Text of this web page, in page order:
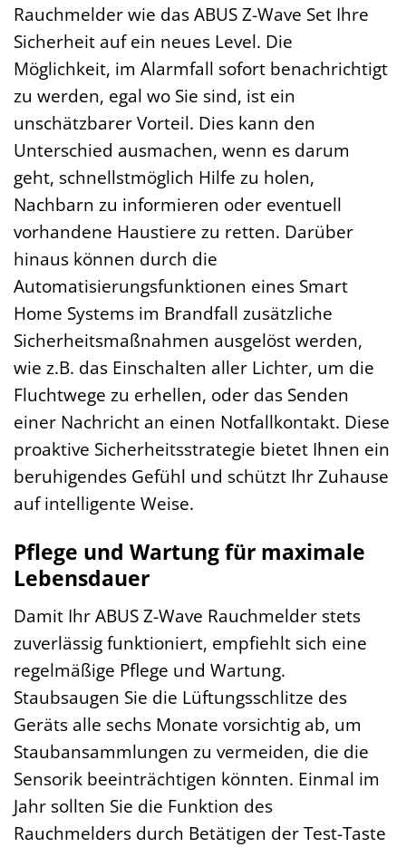
Rauchmelder wie das ABUS Z-Wave Set Ihre
Sicherheit auf ein neues Level. Die
Möglichkeit, im Alarmfall sofort benachrichtigt
zu werden, egal wo Sie sind, ist ein
unschätzbarer Vorteil. Dies kann den
Unterschied ausmachen, wenn es darum
geht, schnellstmöglich Hilfe zu holen,
Nachbarn zu informieren oder eventuell
vorhandene Haustiere zu retten. Darüber
hinaus können durch die
Automatisierungsfunktionen eines Smart
Home Systems im Brandfall zusätzliche
Sicherheitsmaßnahmen ausgelöst werden,
wie z.B. das Einschalten aller Lichter, um die
Fluchtwege zu erhellen, oder das Senden
einer Nachricht an einen Notfallkontakt. Diese
proaktive Sicherheitsstrategie bietet Ihnen ein
beruhigendes Gefühl und schützt Ihr Zuhause
auf intelligente Weise.
Pflege und Wartung für maximale
Lebensdauer
Damit Ihr ABUS Z-Wave Rauchmelder stets
zuverlässig funktioniert, empfiehlt sich eine
regelmäßige Pflege und Wartung.
Staubsaugen Sie die Lüftungsschlitze des
Geräts alle sechs Monate vorsichtig ab, um
Staubansammlungen zu vermeiden, die die
Sensorik beeinträchtigen könnten. Einmal im
Jahr sollten Sie die Funktion des
Rauchmelders durch Betätigen der Test-Taste